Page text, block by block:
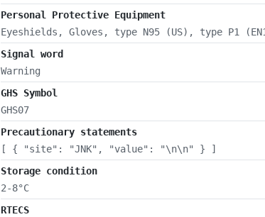
Personal Protective Equipment
Eyeshields, Gloves, type N95 (US), type P1
Signal word
Warning
GHS Symbol
GHS07
Precautionary statements
[ { "site": "JNK", "value": "\n\n" } ]
Storage condition
2-8°C
RTECS